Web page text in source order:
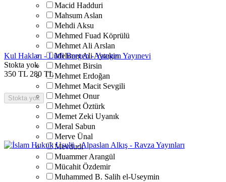
Macid Hadduri
Mahsum Aslan
Mehdi Aksu
Mehmed Fuad Köprülü
Mehmet Ali Arslan
Mehmet Ali Aytekin
Mehmet Birsin
Mehmet Erdoğan
Mehmet Macit Sevgili
Mehmet Onur
Mehmet Öztürk
Memet Zeki Uyanık
Meral Sabun
Merve Ünal
Mevdudi
Muammer Arangül
Mücahit Özdemir
Muhammed B. Salih el-Useymin
Kul Hakları - Lütfi Bergen - Yazıgen Yayınevi
Stokta yok
350 TL 280 TL
Stokta yok